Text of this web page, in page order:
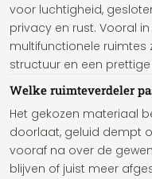
voor luchtigheid,
privacy en rust. Vooral
multifunctionele
structuur en een prettige
Welke ruimteverdeler
Het gekozen materiaal
doorlaat, geluid dempt
vooraf na over de
blijven of juist meer